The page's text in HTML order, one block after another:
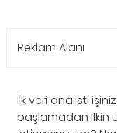
Reklam Alanı
İlk veri analisti
başlamadan ilkin